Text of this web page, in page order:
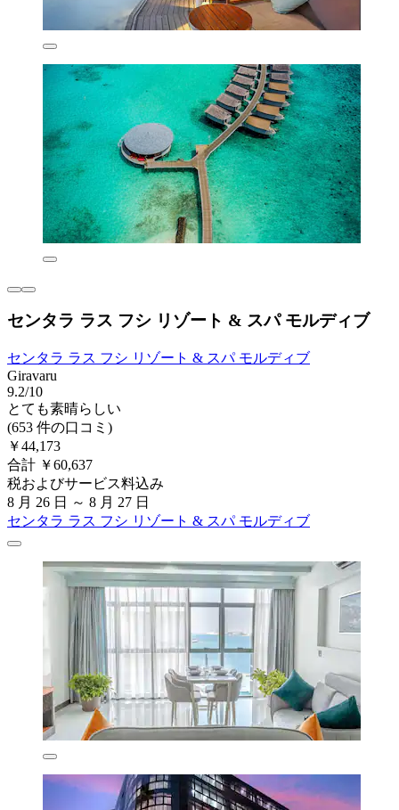
センタラ ラス フシ リゾート & スパ モルディブ
センタラ ラス フシ リゾート & スパ モルディブ
Giravaru
9.2/10
とても素晴らしい
(653 件の口コミ)
￥44,173
合計 ￥60,637
税およびサービス料込み
8 月 26 日 ～ 8 月 27 日
センタラ ラス フシ リゾート & スパ モルディブ